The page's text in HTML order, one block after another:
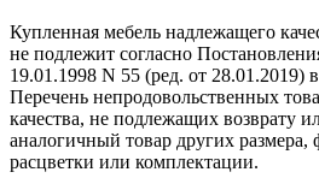
Купленная мебель надлежащего
не подлежит согласно
19.01.1998 N 55 (ред. от 28.01.2019)
Перечень непродовольственных
качества, не подлежащих возврату
аналогичный товар других размера,
расцветки или комплектации.